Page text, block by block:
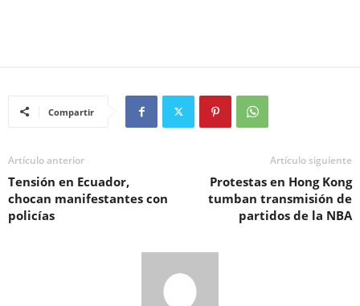
Compartir
Artículo anterior
Tensión en Ecuador,
chocan manifestantes con
policías
Artículo siguiente
Protestas en Hong Kong
tumban transmisión de
partidos de la NBA